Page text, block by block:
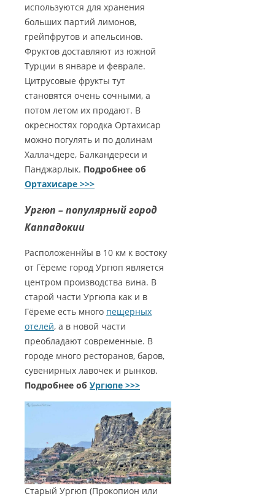
используются для хранения
больших партий лимонов,
грейпфрутов и апельсинов.
Фруктов доставляют из южной
Турции в январе и феврале.
Цитрусовые фрукты тут
становятся очень сочными, а
потом летом их продают. В
окресностях городка Ортахисар
можно погулять и по долинам
Халлачдере, Балкандереси и
Панджарлык. Подробнее об
Ортахисаре >>>
Ургюп – популярный город
Каппадокии
Расположеннйы в 10 км к востоку
от Гёреме город Ургюп является
центром производства вина. В
старой части Ургюпа как и в
Гёреме есть много пещерных
отелей, а в новой части
преобладают современные. В
городе много ресторанов, баров,
сувенирных лавочек и рынков.
Подробнее об Ургюпе >>>
Старый Ургюп (Прокопион или